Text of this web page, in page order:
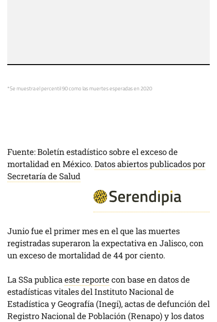
*Se muestra el percentil 90 como las muertes esperadas en 2020
Fuente: Boletín estadístico sobre el exceso de
mortalidad en México. Datos abiertos publicados por
Secretaría de Salud
Junio fue el primer mes en el que las muertes
registradas superaron la expectativa en Jalisco, con
un exceso de mortalidad de 44 por ciento.
La SSa publicaeste reportecon base en datos de
estadísticas vitales del Instituto Nacional de
Estadística y Geografía (Inegi), actas de defunción del
Registro Nacional de Población (Renapo) y los datos